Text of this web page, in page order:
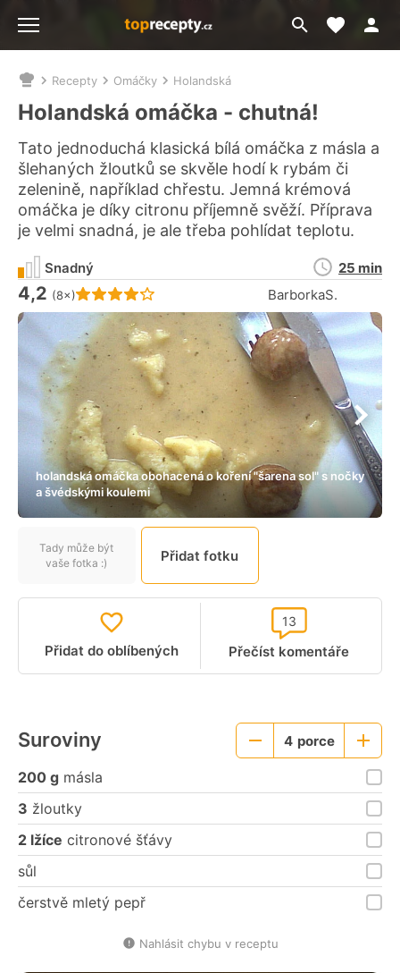
Přejít
na
Moje
Nacházíte
se
zde:
Recepty Omáčky Holandská
Holandská omáčka - chutná!
Tato jednoduchá klasická bílá omáčka z másla a
šlehaných žloutků se skvěle hodí k rybám či
zelenině, například chřestu. Jemná krémová
omáčka je díky citronu příjemně svěží. Příprava
je velmi snadná, je ale třeba pohlídat teplotu.
Hodnocení receptu je
4,2 (8×) BarborkaS.
Snadný
Doba
25 min
holandská omáčka obohacená o koření "šarena sol" s nočky
a švédskými koulemi
Tady může být
vaše fotka :)
Přidat fotku
Přidat do oblíbených Přečíst komentáře
13
Suroviny
Menší
4 porce
Větší
porce
200 g másla
3 žloutky
2 lžíce citronové šťávy
sůl
čerstvě mletý pepř
Nahlásit chybu v receptu